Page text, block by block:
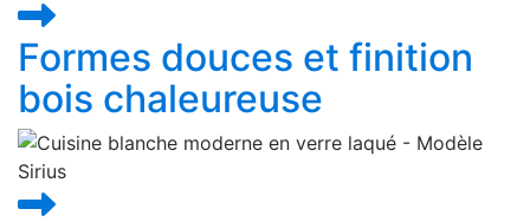
Formes douces et finition
bois chaleureuse